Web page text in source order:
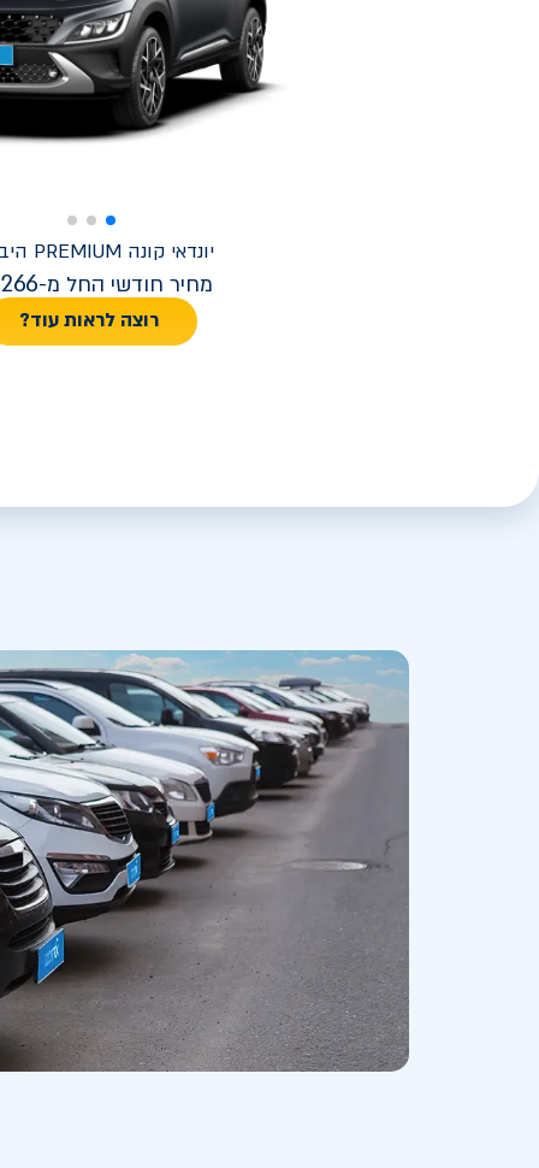
יונדאי קונה PREMIUM היברידי
מחיר חודשי החל מ-
רוצה לראות עוד?